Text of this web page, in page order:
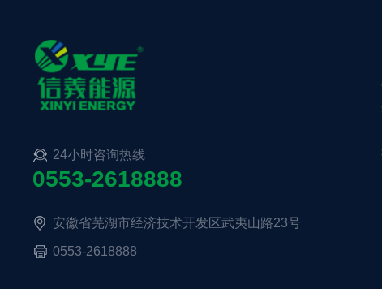
24小时咨询热线
0553-2618888
安徽省芜湖市经济技术开发区武夷山路23号
0553-2618888